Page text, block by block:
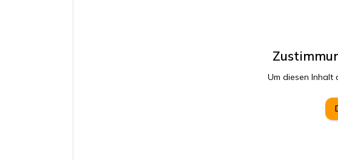
Um diesen Inhalt